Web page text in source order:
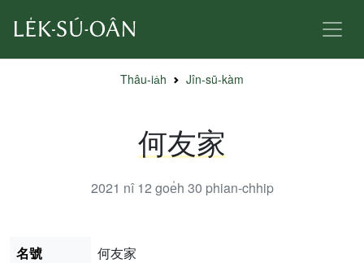
Thâu-ia̍h Jîn-sū-kàm
何友家
2021 nî 12 goe̍h 30 phian-chhip
名號
何友家